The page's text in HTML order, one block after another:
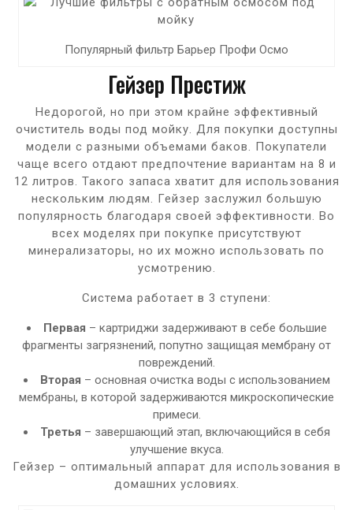
Популярный фильтр Барьер Профи Осмо
Гейзер Престиж
Недорогой, но при этом крайне эффективный
очиститель воды под мойку. Для покупки доступны
модели с разными объемами баков. Покупатели
чаще всего отдают предпочтение вариантам на 8 и
12 литров. Такого запаса хватит для использования
нескольким людям. Гейзер заслужил большую
популярность благодаря своей эффективности. Во
всех моделях при покупке присутствуют
минерализаторы, но их можно использовать по
усмотрению.
Система работает в 3 ступени:
Первая – картриджи задерживают в себе большие
фрагменты загрязнений, попутно защищая мембрану от
повреждений.
Вторая – основная очистка воды с использованием
мембраны, в которой задерживаются микроскопические
примеси.
Третья – завершающий этап, включающийся в себя
улучшение вкуса.
Гейзер – оптимальный аппарат для использования в
домашних условиях.